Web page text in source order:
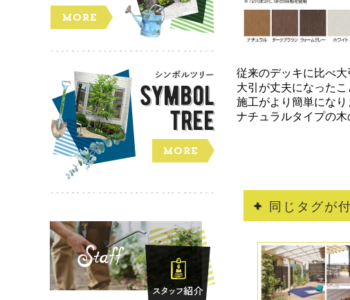
従来のデッキに比べ大
大引が丈夫になったこ
施工がより簡単になり
ナチュラルタイプの
同じタグが